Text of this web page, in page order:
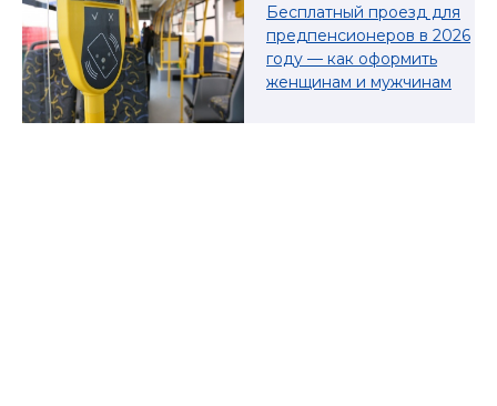
Бесплатный проезд для
предпенсионеров в 2026
году — как оформить
женщинам и мужчинам